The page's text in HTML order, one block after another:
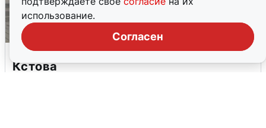
использование.
Согласен
Грохот в небе разбудил жителей
Кстова